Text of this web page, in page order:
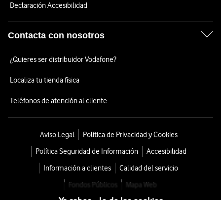
Declaración Accesibilidad
Contacta con nosotros
¿Quieres ser distribuidor Vodafone?
Localiza tu tienda física
Teléfonos de atención al cliente
Aviso Legal
Política de Privacidad y Cookies
Política Seguridad de Información
Accesibilidad
Información a clientes
Calidad del servicio
Fondos Públicos
Mapa Web